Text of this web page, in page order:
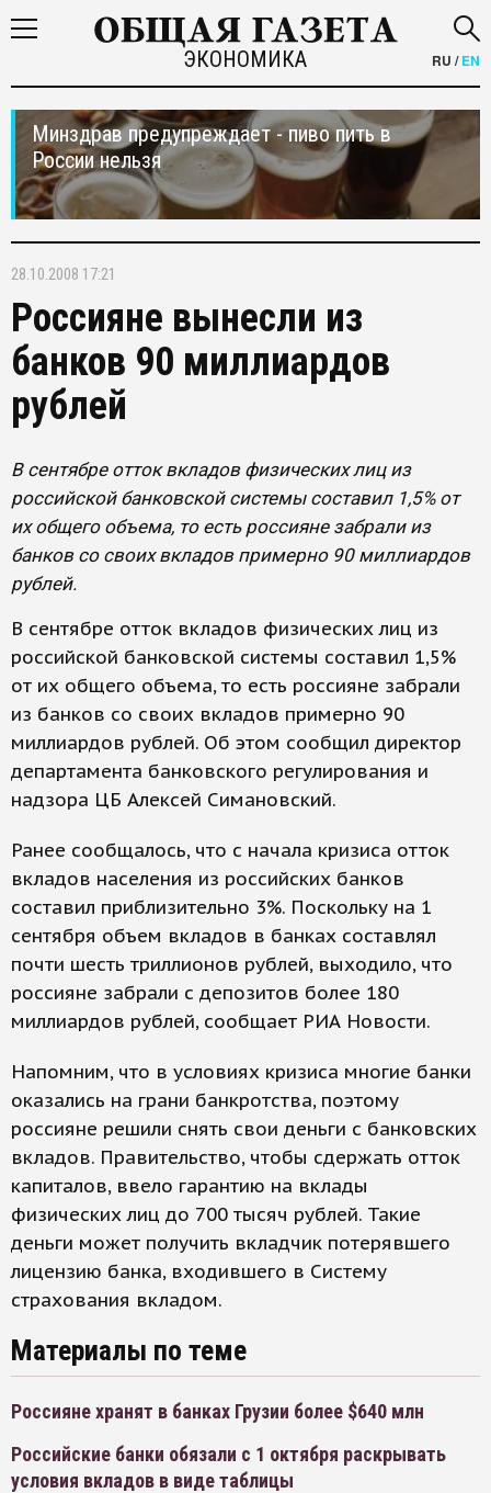
ЭКОНОМИКА RU /EN
Минздрав предупреждает - пиво пить в
России нельзя
28.10.2008 17:21
Россияне вынесли из
банков 90 миллиардов
рублей
В сентябре отток вкладов физических лиц из
российской банковской системы составил 1,5% от
их общего объема, то есть россияне забрали из
банков со своих вкладов примерно 90 миллиардов
рублей.
В сентябре отток вкладов физических лиц из
российской банковской системы составил 1,5%
от их общего объема, то есть россияне забрали
из банков со своих вкладов примерно 90
миллиардов рублей. Об этом сообщил директор
департамента банковского регулирования и
надзора ЦБ Алексей Симановский.
Ранее сообщалось, что с начала кризиса отток
вкладов населения из российских банков
составил приблизительно 3%. Поскольку на 1
сентября объем вкладов в банках составлял
почти шесть триллионов рублей, выходило, что
россияне забрали с депозитов более 180
миллиардов рублей, сообщает РИА Новости.
Напомним, что в условиях кризиса многие банки
оказались на грани банкротства, поэтому
россияне решили снять свои деньги с банковских
вкладов. Правительство, чтобы сдержать отток
капиталов, ввело гарантию на вклады
физических лиц до 700 тысяч рублей. Такие
деньги может получить вкладчик потерявшего
лицензию банка, входившего в Систему
страхования вкладом.
Материалы по теме
Россияне хранят в банках Грузии более $640 млн
Российские банки обязали с 1 октября раскрывать
условия вкладов в виде таблицы